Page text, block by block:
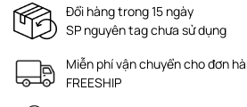
Đổi hàng trong 15 ngày
SP nguyên tag chưa sử dụng
Miễn phí vận chuyển cho đơn
FREESHIP